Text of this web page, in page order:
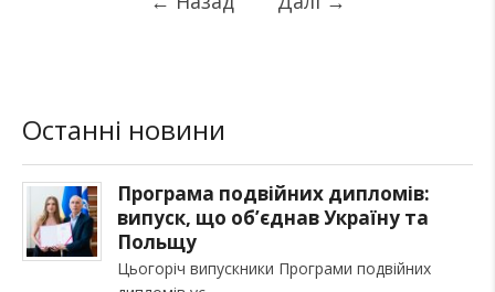
Останні новини
Програма подвійних дипломів:
випуск, що об’єднав Україну та
Польщу
Цьогоріч випускники Програми подвійних